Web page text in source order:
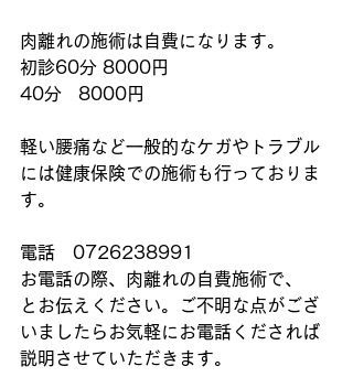
肉離れの施術は自費になります。
初診60分 8000円
40分   8000円
軽い腰痛など一般的なケガやトラブル
には健康保険での施術も行っておりま
す。
電話　0726238991
お電話の際、肉離れの自費施術で、
とお伝えください。ご不明な点がござ
いましたらお気軽にお電話くだされば
説明させていただきます。